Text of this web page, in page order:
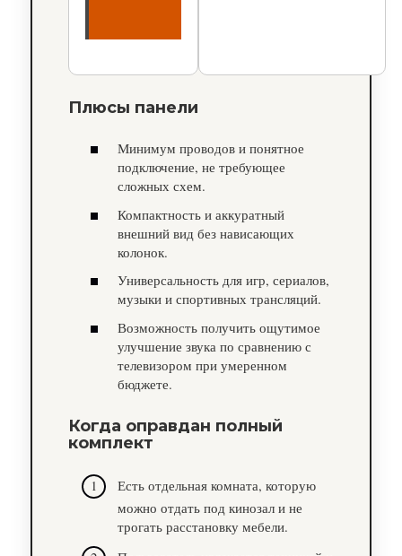
Плюсы панели
Минимум проводов и понятное
подключение, не требующее
сложных схем.
Компактность и аккуратный
внешний вид без нависающих
колонок.
Универсальность для игр, сериалов,
музыки и спортивных трансляций.
Возможность получить ощутимое
улучшение звука по сравнению с
телевизором при умеренном
бюджете.
Когда оправдан полный
комплект
Есть отдельная комната, которую
можно отдать под кинозал и не
трогать расстановку мебели.